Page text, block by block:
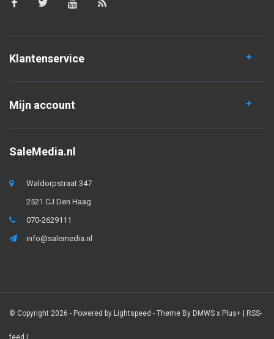
Klantenservice
Mijn account
SaleMedia.nl
Waldorpstraat 347
2521 CJ Den Haag
070-2629111
info@salemedia.nl
© Copyright 2026 - Powered by Lightspeed - Theme By DMWS x Plus+ | RSS-
feed |